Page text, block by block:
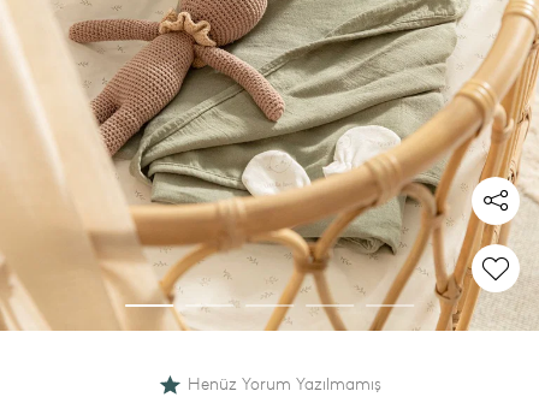
Henüz Yorum Yazılmamış